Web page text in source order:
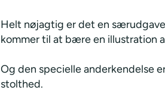
Helt nøjagtig er det en
kommer til at bære en illustration
Og den specielle anderkendelse
stolthed.